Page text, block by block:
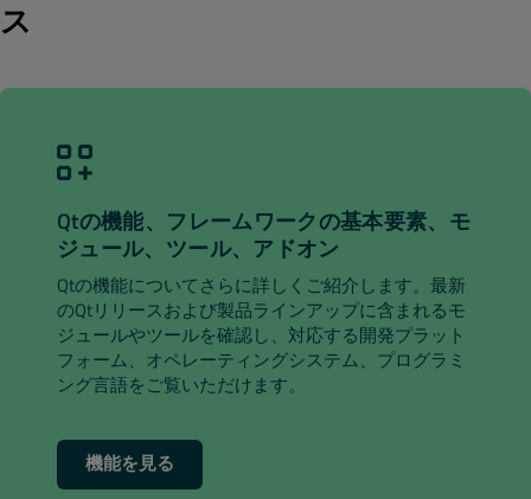
ス
Qtの機能、フレームワークの基本要素、モ
ジュール、ツール、アドオン
Qtの機能についてさらに詳しくご紹介します。最新
のQtリリースおよび製品ラインアップに含まれるモ
ジュールやツールを確認し、対応する開発プラット
フォーム、オペレーティングシステム、プログラミ
ング言語をご覧いただけます。
機能を見る